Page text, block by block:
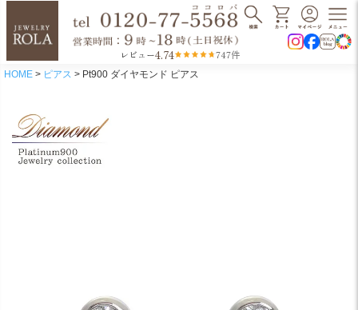
レビュー4.74 747件
HOME ピアス Pt900 ダイヤモンド ピアス